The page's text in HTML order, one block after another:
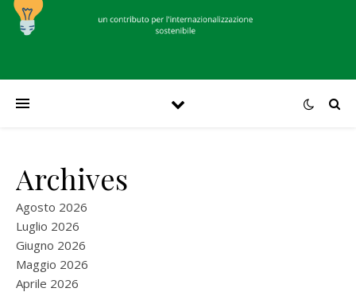
Archives
Agosto 2026
Luglio 2026
Giugno 2026
Maggio 2026
Aprile 2026